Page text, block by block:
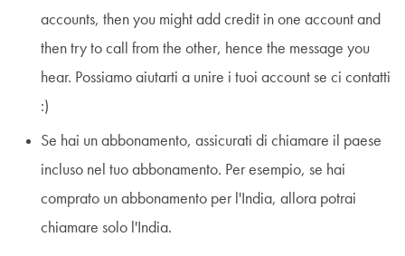
accounts, then you might add credit in one account and
then try to call from the other, hence the message you
hear. Possiamo aiutarti a unire i tuoi account se ci contatti
:)
Se hai un abbonamento, assicurati di chiamare il paese
incluso nel tuo abbonamento. Per esempio, se hai
comprato un abbonamento per l'India, allora potrai
chiamare solo l'India.